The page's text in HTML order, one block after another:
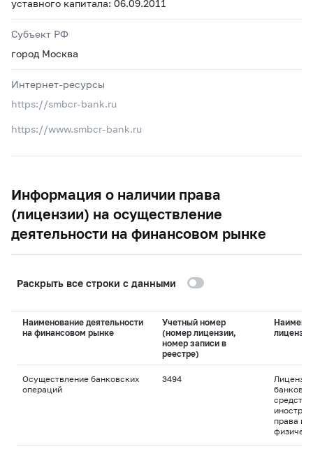
уставного капитала: 06.09.2011
Субъект РФ
город Москва
Интернет-ресурсы
https://smbcr-bank.ru
https://www.smbcr-bank.ru
Информация о наличии права
(лицензии) на осуществление
деятельности на финансовом рынке
Раскрыть все строки с данными
Наименование деятельности
на финансовом рынке
Учетный номер
(номер лицензии,
номер записи в
реестре)
лицензии
Осуществление банковских
операций
3494
права